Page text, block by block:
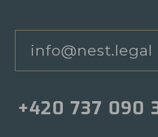
info@nest.legal
+420 737 090